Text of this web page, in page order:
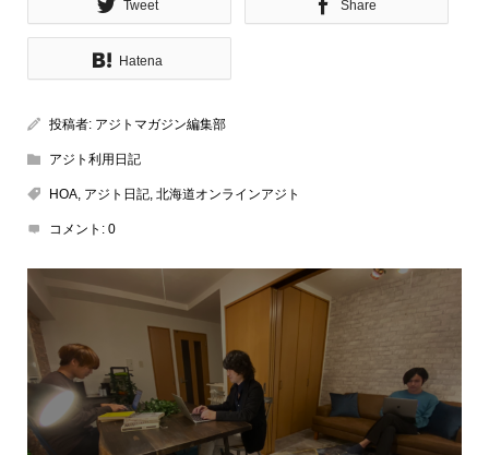
Tweet Share
Hatena
投稿者: アジトマガジン編集部
アジト利用日記
HOA, アジト日記, 北海道オンラインアジト
コメント: 0